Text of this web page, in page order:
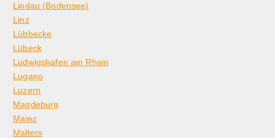
Lindau (Bodensee)
Linz
Lübbecke
Lübeck
Ludwigshafen am Rhein
Lugano
Luzern
Magdeburg
Mainz
Malters